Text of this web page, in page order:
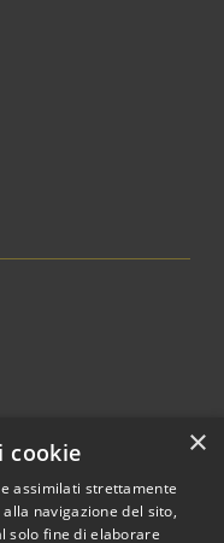
×
cookie
assimilati strettamente
navigazione del sito,
solo fine di elaborare